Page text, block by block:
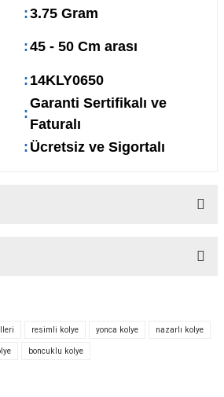
:3.75 Gram
:45 - 50 Cm arası
: 14KLY0650
:
Garanti Sertifikalı ve
Faturalı
: Ücretsiz ve Sigortalı
ilk yorumu siz yapın!
resimli kolye yonca kolye nazarlı kolye
boncuklu kolye